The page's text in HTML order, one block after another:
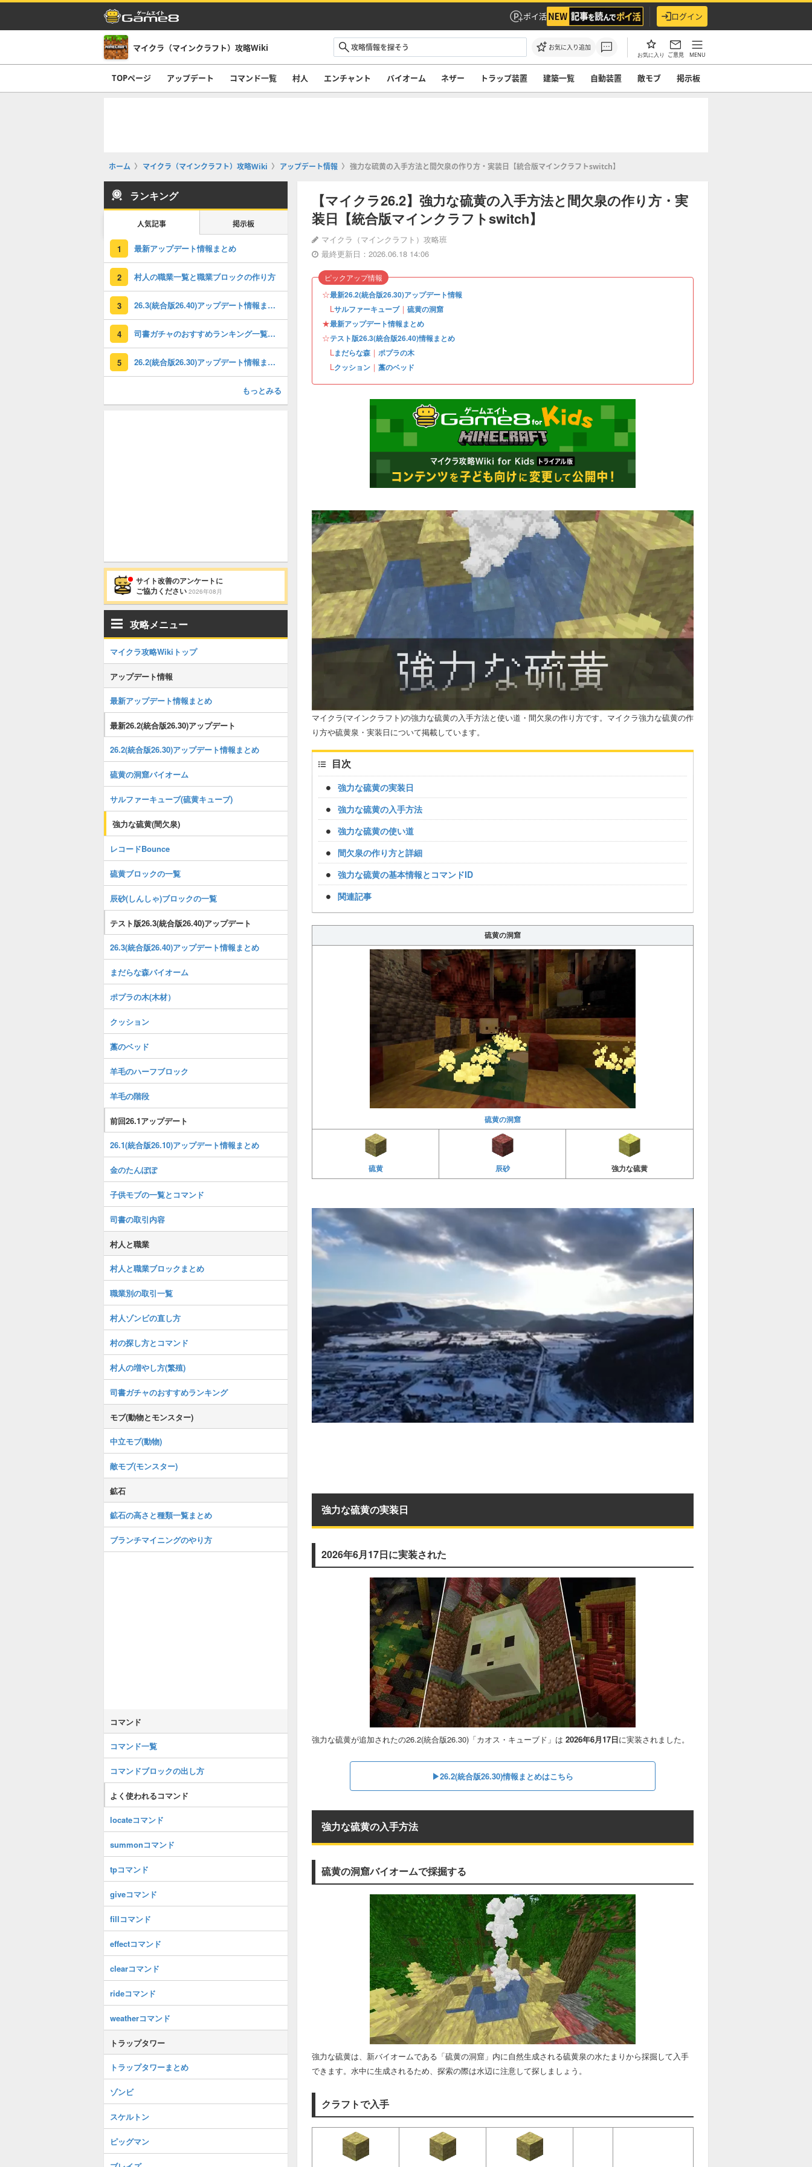
ポイ活 ログイン
マイクラ（マインクラフト）攻略Wiki お気に入り追加
お気に入り ご意見 MENU
TOPページ アップデート コマンド一覧 村人 エンチャント バイオーム ネザー トラップ装置 建築一覧 自動装置 敵モブ 掲示板
ホーム マイクラ（マインクラフト）攻略Wiki アップデート情報 強力な硫黄の入手方法と間欠泉の作り方・実装日【統合版マインクラフトswitch】
【マイクラ26.2】強力な硫黄の入手方法と間欠泉の作り方・実
装日【統合版マインクラフトswitch】
マイクラ（マインクラフト）攻略班
最終更新日：2026.06.18 14:06
☆最新26.2(統合版26.30)アップデート情報
Lサルファーキューブ｜ 硫黄の洞窟
★最新アップデート情報まとめ
☆テスト版26.3(統合版26.40)情報まとめ
Lまだらな森 ｜ ポプラの木
Lクッション ｜ 藁のベッド
ピックアップ情報
マイクラ(マインクラフト)の強力な硫黄の入手方法と使い道・間欠泉の作り方です。マイクラ強力な硫黄の作
り方や硫黄泉・実装日について掲載しています。
目次
強力な硫黄の実装日
強力な硫黄の入手方法
強力な硫黄の使い道
間欠泉の作り方と詳細
強力な硫黄の基本情報とコマンドID
関連記事
硫黄の洞窟
硫黄の洞窟
硫黄 辰砂 強力な硫黄
強力な硫黄の実装日
2026年6月17日に実装された
強力な硫黄が追加されたの26.2(統合版26.30)「カオス・キューブド」は 2026年6月17日に実装されました。
▶︎26.2(統合版26.30)情報まとめはこちら
強力な硫黄の入手方法
硫黄の洞窟バイオームで採掘する
強力な硫黄は、新バイオームである「硫黄の洞窟」内に自然生成される硫黄泉の水たまりから採掘して入手
できます。水中に生成されるため、探索の際は水辺に注意して探しましょう。
クラフトで入手
ランキング
人気記事 掲示板
1 最新アップデート情報まとめ
2 村人の職業一覧と職業ブロックの作り方
3 26.3(統合版26.40)アップデート情報まとめ・2026年第3弾アプデ
4 司書ガチャのおすすめランキング一覧・簡単なやり方
5 26.2(統合版26.30)アップデート情報まとめ・カオス・キューブド
もっとみる
サイト改善のアンケートに
ご協力ください 2026年08月
攻略メニュー
マイクラ攻略Wikiトップ
アップデート情報
最新アップデート情報まとめ
最新26.2(統合版26.30)アップデート
26.2(統合版26.30)アップデート情報まとめ
硫黄の洞窟バイオーム
サルファーキューブ(硫黄キューブ)
強力な硫黄(間欠泉)
レコードBounce
硫黄ブロックの一覧
辰砂(しんしゃ)ブロックの一覧
テスト版26.3(統合版26.40)アップデート
26.3(統合版26.40)アップデート情報まとめ
まだらな森バイオーム
ポプラの木(木材）
クッション
藁のベッド
羊毛のハーフブロック
羊毛の階段
前回26.1アップデート
26.1(統合版26.10)アップデート情報まとめ
金のたんぽぽ
子供モブの一覧とコマンド
司書の取引内容
村人と職業
村人と職業ブロックまとめ
職業別の取引一覧
村人ゾンビの直し方
村の探し方とコマンド
村人の増やし方(繁殖)
司書ガチャのおすすめランキング
モブ(動物とモンスター)
中立モブ(動物)
敵モブ(モンスター)
鉱石
鉱石の高さと種類一覧まとめ
ブランチマイニングのやり方
コマンド
コマンド一覧
コマンドブロックの出し方
よく使われるコマンド
locateコマンド
summonコマンド
tpコマンド
giveコマンド
fillコマンド
effectコマンド
clearコマンド
rideコマンド
weatherコマンド
トラップタワー
トラップタワーまとめ
ゾンビ
スケルトン
ピッグマン